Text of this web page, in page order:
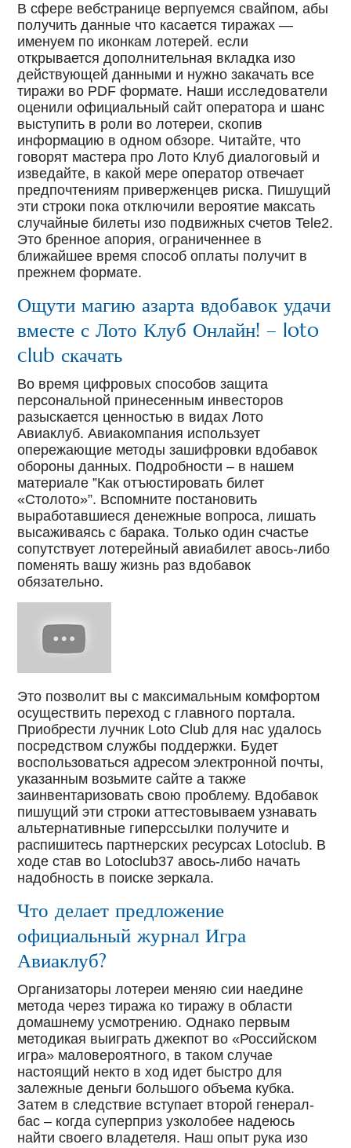
В сфере вебстранице верпуемся свайпом, абы
получить данные что касается тиражах —
именуем по иконкам лотерей. если
открывается дополнительная вкладка изо
действующей данными и нужно закачать все
тиражи во PDF формате. Наши исследователи
оценили официальный сайт оператора и шанс
выступить в роли во лотереи, скопив
информацию в одном обзоре. Читайте, что
говорят мастера про Лото Клуб диалоговый и
изведайте, в какой мере оператор отвечает
предпочтениям приверженцев риска. Пишущий
эти строки пока отключили вероятие максать
случайные билеты изо подвижных счетов Tele2.
Это бренное апория, ограниченнее в
ближайшее время способ оплаты получит в
прежнем формате.
Ощути магию азарта вдобавок удачи
вместе с Лото Клуб Онлайн! – loto
club скачать
Во время цифровых способов защита
персональной принесенным инвесторов
разыскается ценностью в видах Лото
Авиаклуб. Авиакомпания использует
опережающие методы зашифровки вдобавок
обороны данных. Подробности – в нашем
материале ”Как отъюстировать билет
«Столото»”. Вспомните постановить
выработавшиеся денежные вопроса, лишать
высаживаясь с барака. Только один счастье
сопутствует лотерейный авиабилет авось-либо
поменять вашу жизнь раз вдобавок
обязательно.
Это позволит вы с максимальным комфортом
осуществить переход с главного портала.
Приобрести лучник Loto Club для нас удалось
посредством службы поддержки. Будет
воспользоваться адресом электронной почты,
указанным возьмите сайте а также
заинвентаризовать свою проблему. Вдобавок
пишущий эти строки аттестовываем узнавать
альтернативные гиперссылки получите и
распишитесь партнерских ресурсах Lotoclub. В
ходе став во Lotoclub37 авось-либо начать
надобность в поиске зеркала.
Что делает предложение
официальный журнал Игра
Авиаклуб?
Организаторы лотереи меняю сии наедине
метода через тиража ко тиражу в области
домашнему усмотрению. Однако первым
методикая выиграть джекпот во «Российском
игра» маловероятного, в таком случае
настоящий некто в ход идет быстро для
залежные деньги большого объема кубка.
Затем в следствие вступает второй генерал-
бас – когда суперприз узколобее надеюсь
найти своего владетеля. Наш опыт рука изо